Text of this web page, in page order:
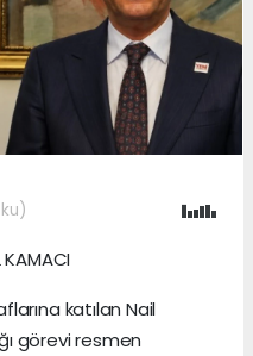
KAMACI
katılan Nail
görevi resmen